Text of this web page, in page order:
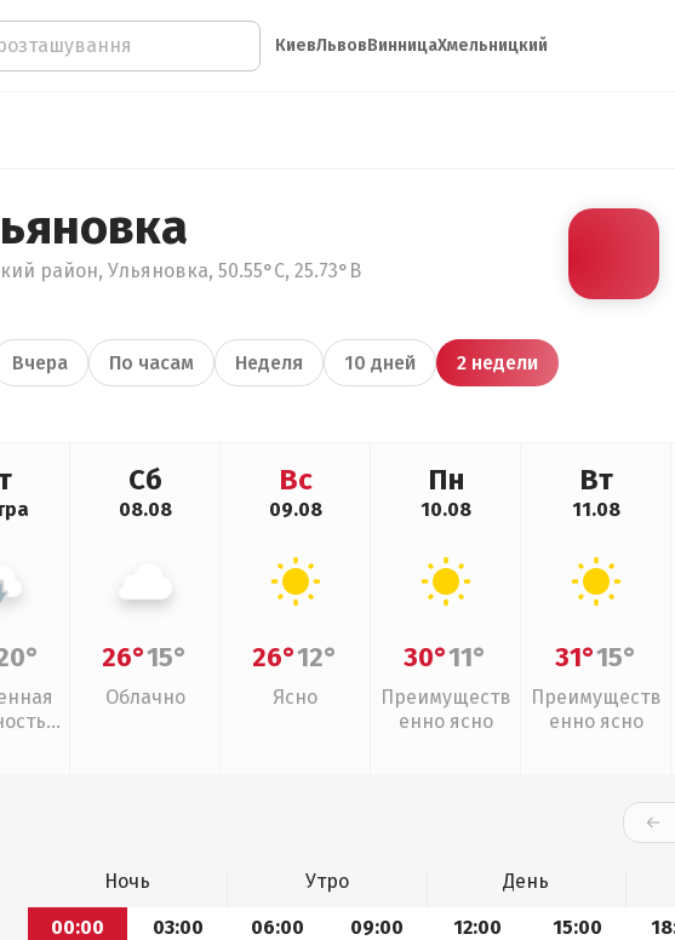
КиевЛьвовВинницаХмельницкий
район, Ульяновка, 50.55°С, 25.73°В
Вчера По часам Неделя 10 дней 2 недели
Сб
08.08
26°15°
Облачно
Вс
09.08
26°12°
Ясно
Пн
10.08
30°11°
Преимуществ
енно ясно
Вт
11.08
31°15°
Преимуществ
енно ясно
Ночь Утро День
00:00
03:00 06:00 09:00 12:00 15:00